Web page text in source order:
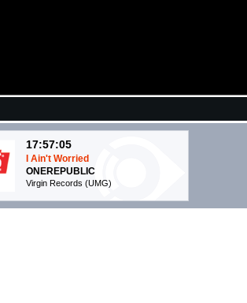
17:57:05
I Ain't Worried
ONEREPUBLIC
Virgin Records (UMG)